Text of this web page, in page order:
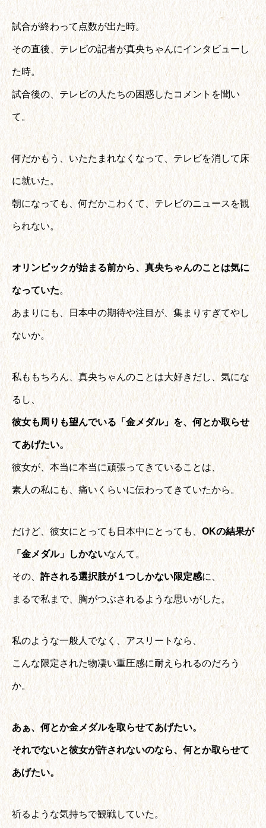
試合が終わって点数が出た時。
その直後、テレビの記者が真央ちゃんにインタビューし
た時。
試合後の、テレビの人たちの困惑したコメントを聞い
て。
何だかもう、いたたまれなくなって、テレビを消して床
に就いた。
朝になっても、何だかこわくて、テレビのニュースを観
られない。
オリンピックが始まる前から、真央ちゃんのことは気に
なっていた。
あまりにも、日本中の期待や注目が、集まりすぎてやし
ないか。
私ももちろん、真央ちゃんのことは大好きだし、気にな
るし、
彼女も周りも望んでいる「金メダル」を、何とか取らせ
てあげたい。
彼女が、本当に本当に頑張ってきていることは、
素人の私にも、痛いくらいに伝わってきていたから。
だけど、彼女にとっても日本中にとっても、 OKの結果が
「金メダル」しかないなんて。
その、 許される選択肢が１つしかない限定感に、
まるで私まで、胸がつぶされるような思いがした。
私のような一般人でなく、アスリートなら、
こんな限定された物凄い重圧感に耐えられるのだろう
か。
あぁ、何とか金メダルを取らせてあげたい。
それでないと彼女が許されないのなら、何とか取らせて
あげたい。
祈るような気持ちで観戦していた。